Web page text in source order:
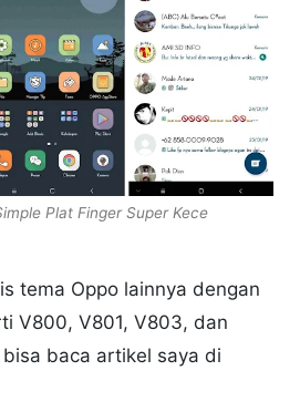
Plat Finger Super Kece
tema Oppo lainnya dengan
V800, V801, V803, dan
baca artikel saya di